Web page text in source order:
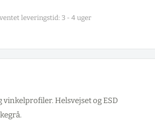
leveringstid: 3 - 4 uger
vinkelprofiler. Helsvejset og ESD